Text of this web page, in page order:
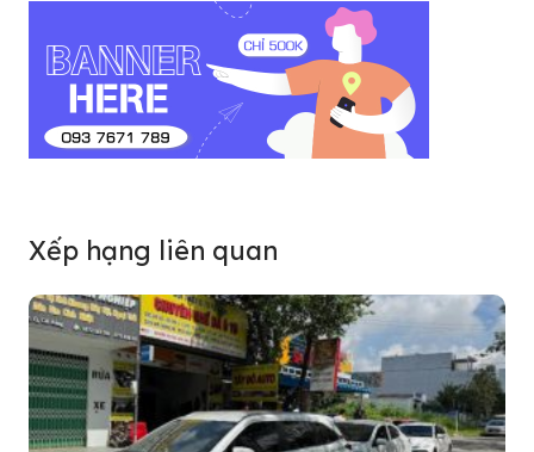
Xếp hạng liên quan